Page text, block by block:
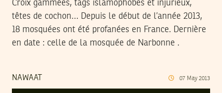
Croix gammées, tags islamophobes et injurieux,
têtes de cochon… Depuis le début de l’année 2013,
18 mosquées ont été profanées en France. Dernière
en date : celle de la mosquée de Narbonne .
NAWAAT 07 May 2013